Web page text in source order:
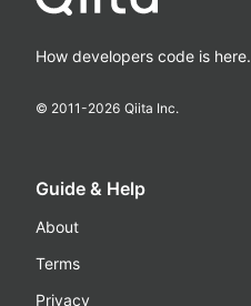
How developers code is here.
© 2011-2026 Qiita Inc.
Guide & Help
About
Terms
Privacy